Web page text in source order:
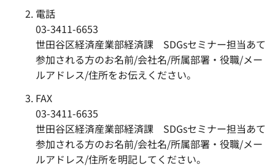
電話
03-3411-6653
世田谷区経済産業部経済課 SDGsセミナー担当あて
参加される方のお名前/会社名/所属部署・役職/メー
ルアドレス/住所をお伝えください。
FAX
03-3411-6635
世田谷区経済産業部経済課 SDGsセミナー担当あて
参加される方のお名前/会社名/所属部署・役職/メー
ルアドレス/住所を明記してください。